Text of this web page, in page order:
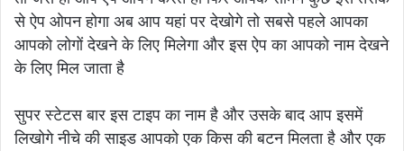
से ऐप ओपन होगा अब आप यहां पर देखोगे तो सबसे पहले आपका
आपको लोगों देखने के लिए मिलेगा और इस ऐप का आपको नाम देखने
के लिए मिल जाता है
सुपर स्टेटस बार इस टाइप का नाम है और उसके बाद आप इसमें
लिखोगे नीचे की साइड आपको एक किस की बटन मिलता है और एक